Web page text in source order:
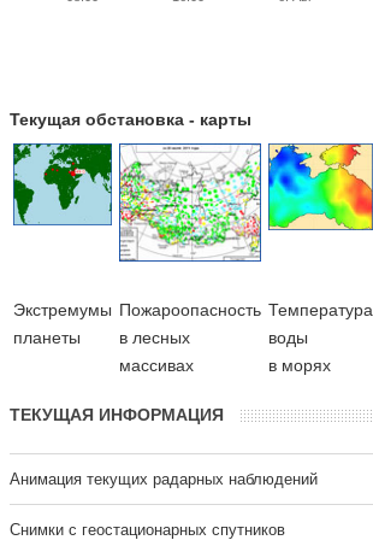
Текущая обстановка - карты
Экстремумы
планеты
Пожароопасность
в лесных
массивах
Температура
воды
в морях
ТЕКУЩАЯ ИНФОРМАЦИЯ
Анимация текущих радарных наблюдений
Cнимки с геостационарных спутников